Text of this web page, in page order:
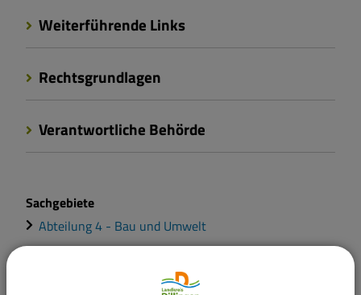
Weiterführende Links
Rechtsgrundlagen
Verantwortliche Behörde
Sachgebiete
Abteilung 4 - Bau und Umwelt